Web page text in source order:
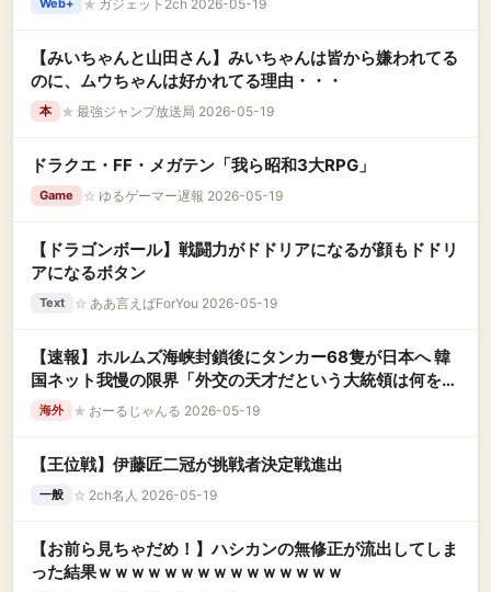
Web+ ★ ガジェット2ch 2026-05-19
【みいちゃんと山田さん】みいちゃんは皆から嫌われてる
のに、ムウちゃんは好かれてる理由・・・
本 ★ 最強ジャンプ放送局 2026-05-19
ドラクエ・FF・メガテン「我ら昭和3大RPG」
Game ☆ ゆるゲーマー遅報 2026-05-19
【ドラゴンボール】戦闘力がドドリアになるが顔もドドリ
アになるボタン
Text ☆ ああ言えばForYou 2026-05-19
【速報】ホルムズ海峡封鎖後にタンカー68隻が日本へ 韓
国ネット我慢の限界「外交の天才だという大統領は何をや
ってるんだ？」
海外 ★ おーるじゃんる 2026-05-19
【王位戦】伊藤匠二冠が挑戦者決定戦進出
一般 ☆ 2ch名人 2026-05-19
【お前ら見ちゃだめ！】ハシカンの無修正が流出してしま
った結果ｗｗｗｗｗｗｗｗｗｗｗｗｗｗｗ